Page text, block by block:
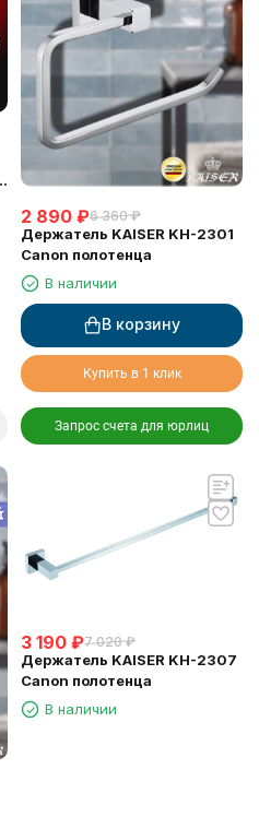
2 890 ₽6 360 ₽
Держатель KAISER KH-2301
Canon полотенца
В наличии
В корзину
Купить в 1 клик
Запрос счета для юрлиц
3 190 ₽7 020 ₽
Держатель KAISER KH-2307
Canon полотенца
В наличии